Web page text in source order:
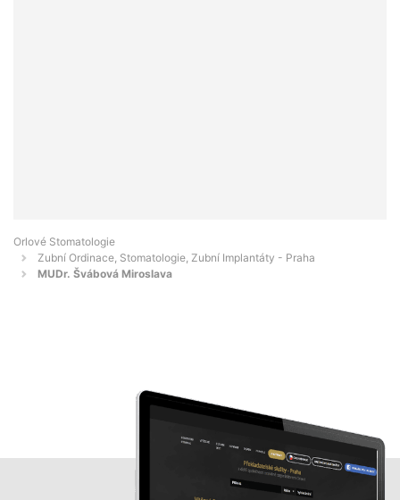
Orlové Stomatologie
Zubní Ordinace, Stomatologie, Zubní Implantáty - Praha
MUDr. Švábová Miroslava